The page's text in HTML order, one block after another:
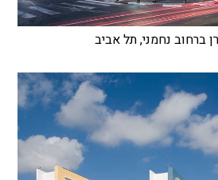
ברחוב נחמני, תל אביב